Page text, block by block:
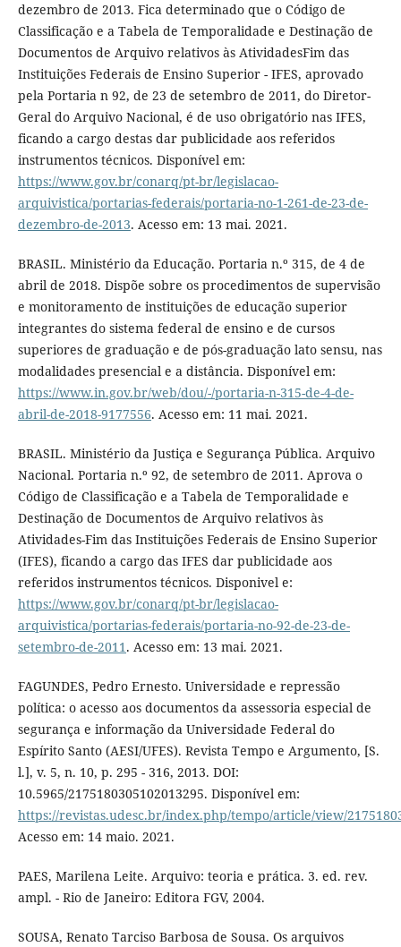
dezembro de 2013. Fica determinado que o Código de
Classificação e a Tabela de Temporalidade e Destinação de
Documentos de Arquivo relativos às AtividadesFim das
Instituições Federais de Ensino Superior - IFES, aprovado
pela Portaria n 92, de 23 de setembro de 2011, do Diretor-
Geral do Arquivo Nacional, é de uso obrigatório nas IFES,
ficando a cargo destas dar publicidade aos referidos
instrumentos técnicos. Disponível em:
https://www.gov.br/conarq/pt-br/legislacao-
arquivistica/portarias-federais/portaria-no-1-261-de-23-de-
dezembro-de-2013. Acesso em: 13 mai. 2021.
BRASIL. Ministério da Educação. Portaria n.º 315, de 4 de
abril de 2018. Dispõe sobre os procedimentos de supervisão
e monitoramento de instituições de educação superior
integrantes do sistema federal de ensino e de cursos
superiores de graduação e de pós-graduação lato sensu, nas
modalidades presencial e a distância. Disponível em:
https://www.in.gov.br/web/dou/-/portaria-n-315-de-4-de-
abril-de-2018-9177556. Acesso em: 11 mai. 2021.
BRASIL. Ministério da Justiça e Segurança Pública. Arquivo
Nacional. Portaria n.º 92, de setembro de 2011. Aprova o
Código de Classificação e a Tabela de Temporalidade e
Destinação de Documentos de Arquivo relativos às
Atividades-Fim das Instituições Federais de Ensino Superior
(IFES), ficando a cargo das IFES dar publicidade aos
referidos instrumentos técnicos. Disponivel e:
https://www.gov.br/conarq/pt-br/legislacao-
arquivistica/portarias-federais/portaria-no-92-de-23-de-
setembro-de-2011. Acesso em: 13 mai. 2021.
FAGUNDES, Pedro Ernesto. Universidade e repressão
política: o acesso aos documentos da assessoria especial de
segurança e informação da Universidade Federal do
Espírito Santo (AESI/UFES). Revista Tempo e Argumento, [S.
l.], v. 5, n. 10, p. 295 - 316, 2013. DOI:
10.5965/2175180305102013295. Disponível em:
https://revistas.udesc.br/index.php/tempo/article/view/
Acesso em: 14 maio. 2021.
PAES, Marilena Leite. Arquivo: teoria e prática. 3. ed. rev.
ampl. - Rio de Janeiro: Editora FGV, 2004.
SOUSA, Renato Tarciso Barbosa de Sousa. Os arquivos